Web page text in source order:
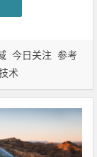
今日关注 参考
术